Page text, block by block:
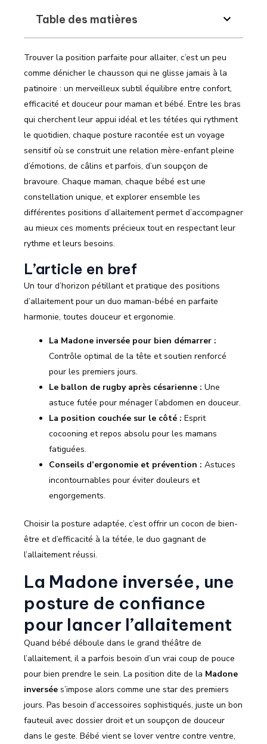
Table des matières
Trouver la position parfaite pour allaiter, c’est un peu
comme dénicher le chausson qui ne glisse jamais à la
patinoire : un merveilleux subtil équilibre entre confort,
efficacité et douceur pour maman et bébé. Entre les bras
qui cherchent leur appui idéal et les tétées qui rythment
le quotidien, chaque posture racontée est un voyage
sensitif où se construit une relation mère-enfant pleine
d’émotions, de câlins et parfois, d’un soupçon de
bravoure. Chaque maman, chaque bébé est une
constellation unique, et explorer ensemble les
différentes positions d’allaitement permet d’accompagner
au mieux ces moments précieux tout en respectant leur
rythme et leurs besoins.
L’article en bref
Un tour d’horizon pétillant et pratique des positions
d’allaitement pour un duo maman-bébé en parfaite
harmonie, toutes douceur et ergonomie.
La Madone inversée pour bien démarrer :
Contrôle optimal de la tête et soutien renforcé
pour les premiers jours.
Le ballon de rugby après césarienne : Une
astuce futée pour ménager l’abdomen en douceur.
La position couchée sur le côté : Esprit
cocooning et repos absolu pour les mamans
fatiguées.
Conseils d’ergonomie et prévention : Astuces
incontournables pour éviter douleurs et
engorgements.
Choisir la posture adaptée, c’est offrir un cocon de bien-
être et d’efficacité à la tétée, le duo gagnant de
l’allaitement réussi.
La Madone inversée, une
posture de confiance
pour lancer l’allaitement
Quand bébé déboule dans le grand théâtre de
l’allaitement, il a parfois besoin d’un vrai coup de pouce
pour bien prendre le sein. La position dite de la Madone
inversée s’impose alors comme une star des premiers
jours. Pas besoin d’accessoires sophistiqués, juste un bon
fauteuil avec dossier droit et un soupçon de douceur
dans le geste. Bébé vient se lover ventre contre ventre,